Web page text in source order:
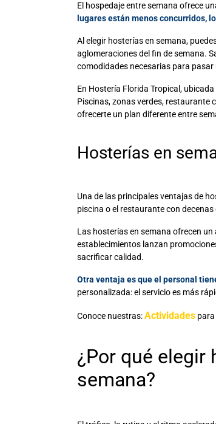
El hospedaje entre semana ofrece
lugares están menos concurridos,
Al elegir hosterías en semana,
aglomeraciones del fin de semana.
comodidades necesarias para
En Hostería Florida Tropical,
Piscinas, zonas verdes, restaurante
ofrecerte un plan diferente entre
Hosterías en
Una de las principales ventajas de
piscina o el restaurante con
Las hosterías en semana ofrecen un
establecimientos lanzan
sacrificar calidad.
Otra ventaja es que el personal
personalizada: el servicio es más
Conoce nuestras:Actividades
¿Por qué elegir
semana?